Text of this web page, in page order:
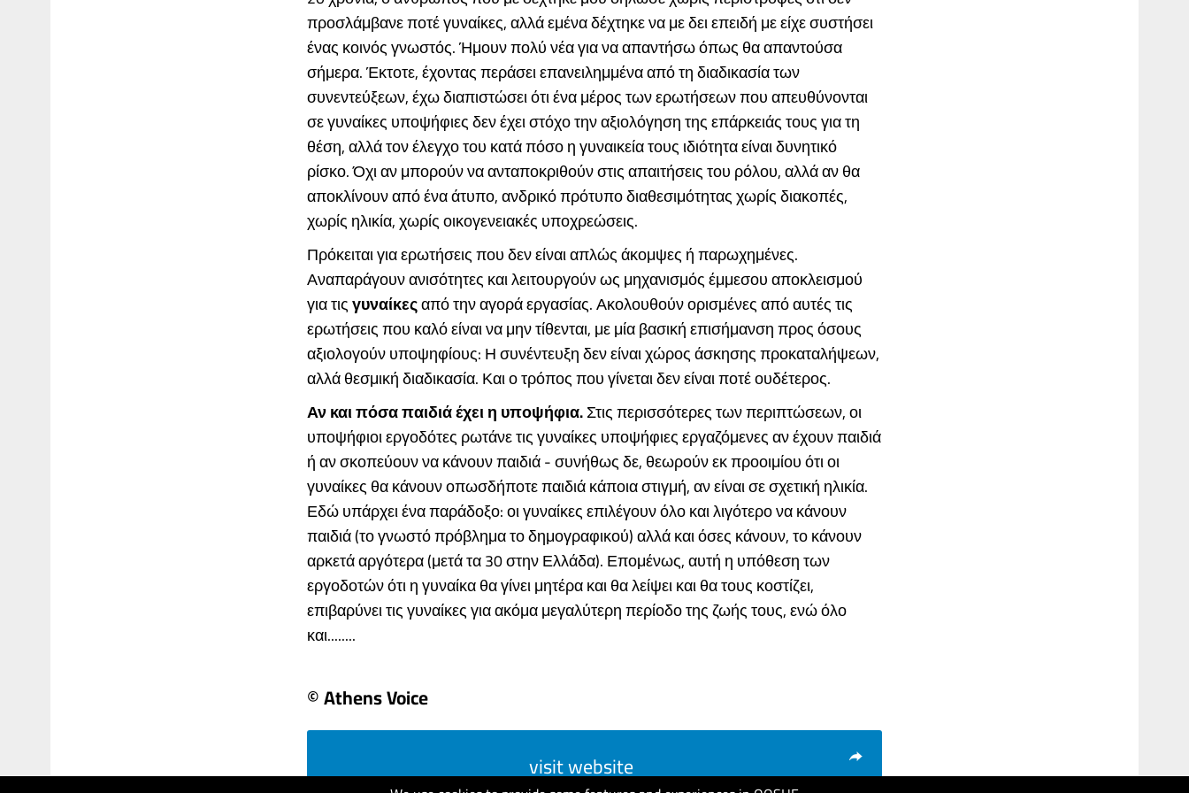
προσλάμβανε ποτέ γυναίκες, αλλά εμένα δέχτηκε να με δει επειδή με είχε συστήσει
ένας κοινός γνωστός. Ήμουν πολύ νέα για να απαντήσω όπως θα απαντούσα
σήμερα. Έκτοτε, έχοντας περάσει επανειλημμένα από τη διαδικασία των
συνεντεύξεων, έχω διαπιστώσει ότι ένα μέρος των ερωτήσεων που απευθύνονται
σε γυναίκες υποψήφιες δεν έχει στόχο την αξιολόγηση της επάρκειάς τους για τη
θέση, αλλά τον έλεγχο του κατά πόσο η γυναικεία τους ιδιότητα είναι δυνητικό
ρίσκο. Όχι αν μπορούν να ανταποκριθούν στις απαιτήσεις του ρόλου, αλλά αν θα
αποκλίνουν από ένα άτυπο, ανδρικό πρότυπο διαθεσιμότητας χωρίς διακοπές,
χωρίς ηλικία, χωρίς οικογενειακές υποχρεώσεις.
Πρόκειται για ερωτήσεις που δεν είναι απλώς άκομψες ή παρωχημένες.
Αναπαράγουν ανισότητες και λειτουργούν ως μηχανισμός έμμεσου αποκλεισμού
για τιςγυναίκεςαπό την αγορά εργασίας. Ακολουθούν ορισμένες από αυτές τις
ερωτήσεις που καλό είναι να μην τίθενται, με μία βασική επισήμανση προς όσους
αξιολογούν υποψηφίους: Η συνέντευξη δεν είναι χώρος άσκησης προκαταλήψεων,
αλλά θεσμική διαδικασία. Και ο τρόπος που γίνεται δεν είναι ποτέ ουδέτερος.
Αν και πόσα παιδιά έχει η υποψήφια.Στις περισσότερες των περιπτώσεων, οι
υποψήφιοι εργοδότες ρωτάνε τις γυναίκες υποψήφιες εργαζόμενες αν έχουν παιδιά
ή αν σκοπεύουν να κάνουν παιδιά - συνήθως δε, θεωρούν εκ προοιμίου ότι οι
γυναίκες θα κάνουν οπωσδήποτε παιδιά κάποια στιγμή, αν είναι σε σχετική ηλικία.
Εδώ υπάρχει ένα παράδοξο: οι γυναίκες επιλέγουν όλο και λιγότερο να κάνουν
παιδιά (το γνωστό πρόβλημα το δημογραφικού) αλλά και όσες κάνουν, το κάνουν
αρκετά αργότερα (μετά τα 30 στην Ελλάδα). Επομένως, αυτή η υπόθεση των
εργοδοτών ότι η γυναίκα θα γίνει μητέρα και θα λείψει και θα τους κοστίζει,
επιβαρύνει τις γυναίκες για ακόμα μεγαλύτερη περίοδο της ζωής τους, ενώ όλο
και........
© Athens Voice
visit website